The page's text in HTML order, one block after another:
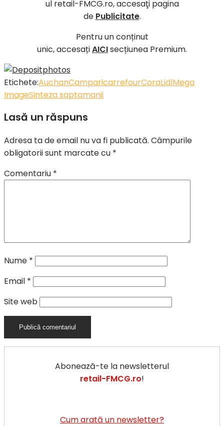
ul retail-FMCG.ro, accesaţi pagina
de Publicitate.
Pentru un conținut
unic, accesațiAICIsecțiunea Premium.
Etichete:AuchanCamparicarrefourCoraLidlMega
ImageSinteza saptamanii
Lasă un răspuns
Adresa ta de email nu va fi publicată. Câmpurile
obligatorii sunt marcate cu *
Comentariu *
Nume *
Email *
Site web
Abonează-te la newsletterul
retail-FMCG.ro!
Cum arată un newsletter?